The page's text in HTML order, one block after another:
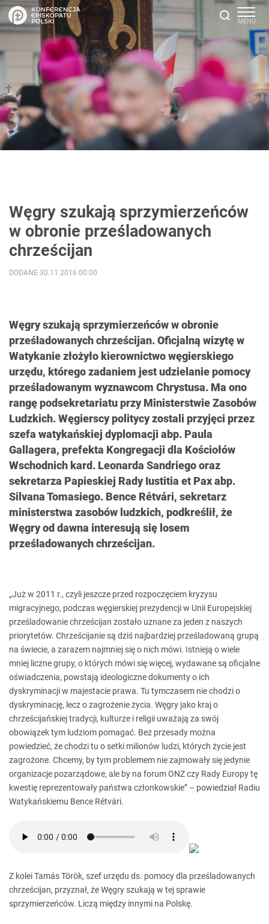
Węgry szukają sprzymierzeńców
w obronie prześladowanych
chrześcijan
Węgry szukają sprzymierzeńców w obronie
prześladowanych chrześcijan. Oficjalną wizytę w
Watykanie złożyło kierownictwo węgierskiego
urzędu, którego zadaniem jest udzielanie pomocy
prześladowanym wyznawcom Chrystusa. Ma ono
rangę podsekretariatu przy Ministerstwie Zasobów
Ludzkich. Węgierscy politycy zostali przyjęci przez
szefa watykańskiej dyplomacji abp. Paula
Gallagera, prefekta Kongregacji dla Kościołów
Wschodnich kard. Leonarda Sandriego oraz
sekretarza Papieskiej Rady Iustitia et Pax abp.
Silvana Tomasiego. Bence Rétvári, sekretarz
ministerstwa zasobów ludzkich, podkreślił, że
Węgry od dawna interesują się losem
prześladowanych chrześcijan.
DODANE 30.11.2016 00:00
„Już w 2011 r., czyli jeszcze przed rozpoczęciem kryzysu
migracyjnego, podczas węgierskiej prezydencji w Unii Europejskiej
prześladowanie chrześcijan zostało uznane za jeden z naszych
priorytetów. Chrześcijanie są dziś najbardziej prześladowaną grupą
na świecie, a zarazem najmniej się o nich mówi. Istnieją o wiele
mniej liczne grupy, o których mówi się więcej, wydawane są oficjalne
oświadczenia, powstają ideologiczne dokumenty o ich
dyskryminacji w majestacie prawa. Tu tymczasem nie chodzi o
dyskryminację, lecz o zagrożenie życia. Węgry jako kraj o
chrześcijańskiej tradycji, kulturze i religii uważają za swój
obowiązek tym ludziom pomagać. Bez przesady można
powiedzieć, że chodzi tu o setki milionów ludzi, których życie jest
zagrożone. Chcemy, by tym problemem nie zajmowały się jedynie
organizacje pozarządowe, ale by na forum ONZ czy Rady Europy tę
kwestię reprezentowały państwa członkowskie” – powiedział Radiu
Watykańskiemu Bence Rétvári.
Z kolei Tamás Török, szef urzędu ds. pomocy dla prześladowanych
chrześcijan, przyznał, że Węgry szukają w tej sprawie
sprzymierzeńców. Liczą między innymi na Polskę.